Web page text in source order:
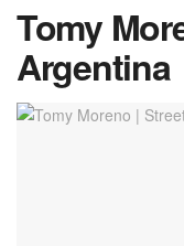
Tomy
Argentina